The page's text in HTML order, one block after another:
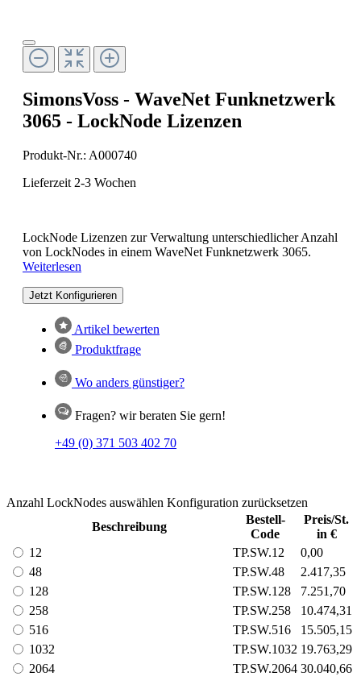
SimonsVoss - WaveNet Funknetzwerk
3065 - LockNode Lizenzen
Produkt-Nr.: A000740
Lieferzeit 2-3 Wochen
LockNode Lizenzen zur Verwaltung unterschiedlicher Anzahl
von LockNodes in einem WaveNet Funknetzwerk 3065.
Weiterlesen
Jetzt Konfigurieren
Artikel bewerten
Produktfrage
Wo anders günstiger?
Fragen? wir beraten Sie gern!
+49 (0) 371 503 402 70
Anzahl LockNodes auswählen Konfiguration zurücksetzen
Beschreibung
Bestell-
Code
Preis/St.
in €
12
TP.SW.12
0,00
48
TP.SW.48
2.417,35
128
TP.SW.128
7.251,70
258
TP.SW.258
10.474,31
516
TP.SW.516
15.505,15
1032
TP.SW.1032 19.763,29
2064
TP.SW.2064 30.040,66